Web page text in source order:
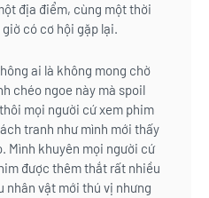
địa điểm, cùng một thời
có cơ hội gặp lại.
ai là không mong chờ
chéo ngoe này mà spoil
mọi người cứ xem phim
tranh như mình mới thấy
Mình khuyên mọi người cứ
được thêm thắt rất nhiều
nhân vật mới thú vị nhưng